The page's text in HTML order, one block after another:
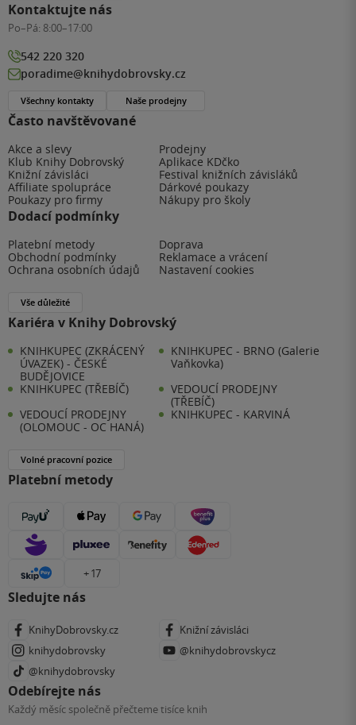
Často navštěvované
Akce a slevy
Prodejny
Klub Knihy Dobrovský
Aplikace KDčko
Knižní závisláci
Festival knižních závisláků
Affiliate spolupráce
Dárkové poukazy
Poukazy pro firmy
Nákupy pro školy
Dodací podmínky
Platební metody
Doprava
Obchodní podmínky
Reklamace a vrácení
Ochrana osobních údajů
Nastavení cookies
Vše důležité
Kariéra v Knihy Dobrovský
KNIHKUPEC (ZKRÁCENÝ
ÚVAZEK) - ČESKÉ
BUDĚJOVICE
KNIHKUPEC - BRNO (Galerie
Vaňkovka)
KNIHKUPEC (TŘEBÍČ)
VEDOUCÍ PRODEJNY
(TŘEBÍČ)
VEDOUCÍ PRODEJNY
(OLOMOUC - OC HANÁ)
KNIHKUPEC - KARVINÁ
Volné pracovní pozice
Platební metody
+ 17
Sledujte nás
KnihyDobrovsky.cz
Knižní závisláci
knihydobrovsky
@knihydobrovskycz
@knihydobrovsky
Odebírejte nás
Každý měsíc společně přečteme tisíce knih
Kontaktujte nás
Po–Pá: 8:00–17:00
542 220 320
poradime@knihydobrovsky.cz
Všechny kontakty Naše prodejny